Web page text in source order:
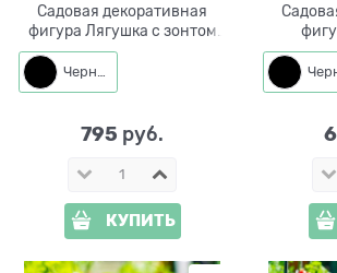
Садовая декоративная
фигура Лягушка с зонтом
металл
Черный
795 руб.
КУПИТЬ